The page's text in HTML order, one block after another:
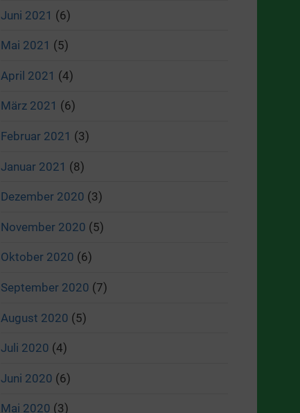
Juni 2021 (6)
Mai 2021 (5)
April 2021 (4)
März 2021 (6)
Februar 2021 (3)
Januar 2021 (8)
Dezember 2020 (3)
November 2020 (5)
Oktober 2020 (6)
September 2020 (7)
August 2020 (5)
Juli 2020 (4)
Juni 2020 (6)
Mai 2020 (3)